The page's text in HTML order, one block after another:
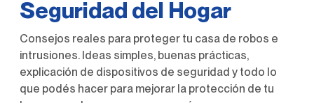
Seguridad del Hogar
Consejos reales para proteger tu casa de robos e
intrusiones. Ideas simples, buenas prácticas,
explicación de dispositivos de seguridad y todo lo
que podés hacer para mejorar la protección de tu